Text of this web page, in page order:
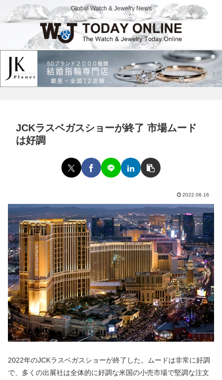
Global Watch & Jewelry News
JCKラスベガスショーが終了 市場ムード
は好調
2022.06.16
2022年のJCKラスベガスショーが終了した。ムードは非常に好調
で、多くの出展社は全体的に好調な米国の小売市場で堅調な注文